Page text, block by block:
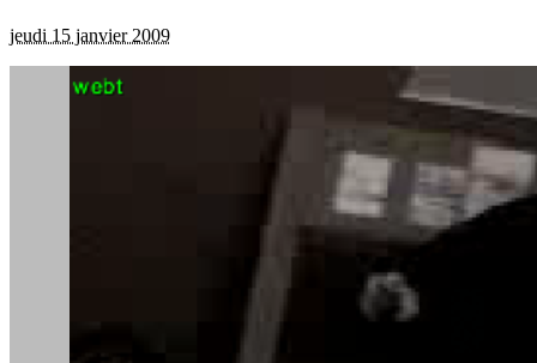
jeudi 15 janvier 2009